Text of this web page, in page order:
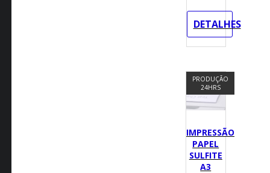
DETALHES
PRODUÇÃO
24HRS
IMPRESSÃO
PAPEL
SULFITE
A3